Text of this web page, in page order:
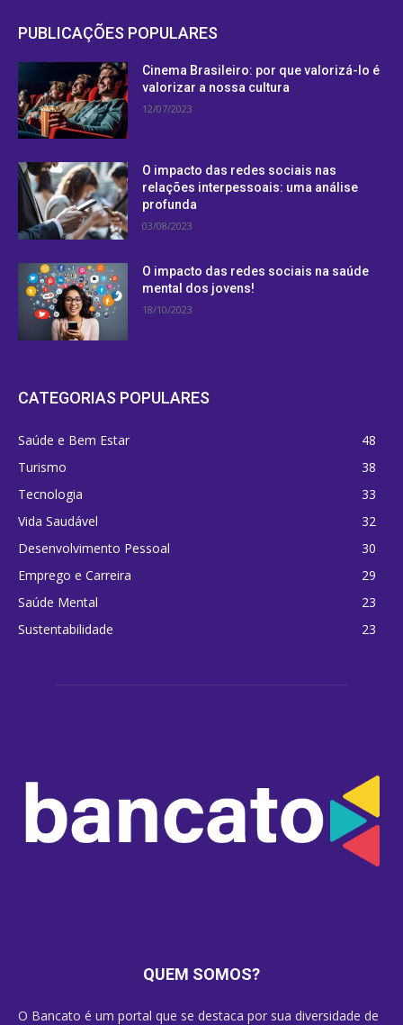
PUBLICAÇÕES POPULARES
Cinema Brasileiro: por que valorizá-lo é
valorizar a nossa cultura
12/07/2023
O impacto das redes sociais nas
relações interpessoais: uma análise
profunda
03/08/2023
O impacto das redes sociais na saúde
mental dos jovens!
18/10/2023
CATEGORIAS POPULARES
Saúde e Bem Estar
48
Turismo
38
Tecnologia
33
Vida Saudável
32
Desenvolvimento Pessoal
30
Emprego e Carreira
29
Saúde Mental
23
Sustentabilidade
23
QUEM SOMOS?
O Bancato é um portal que se destaca por sua diversidade de